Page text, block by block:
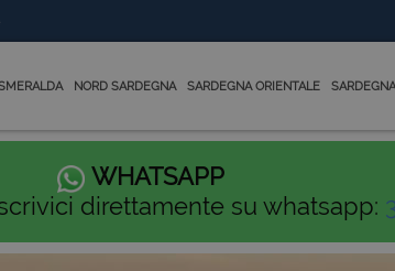
NORD SARDEGNA SARDEGNA ORIENTALE
WHATSAPP
direttamente su whatsapp: